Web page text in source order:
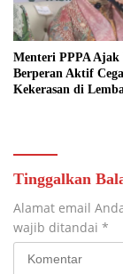
Menteri PPPA Ajak
Berperan Aktif
Kekerasan di
Tinggalkan
Alamat email
wajib ditandai *